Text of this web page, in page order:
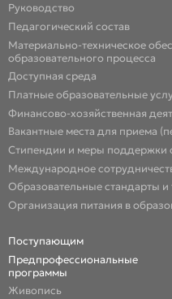
Руководство
Педагогический состав
Материально-техническое
образовательного процесса
Доступная среда
Платные образовательные
Финансово-хозяйственная
Вакантные места для приема
Стипендии и меры поддержки
Международное
Образовательные стандарты и
Организация питания в
Поступающим
Предпрофессиональные
программы
Живопись